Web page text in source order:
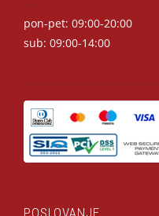
pon-pet: 09:00-20:00
sub: 09:00-14:00